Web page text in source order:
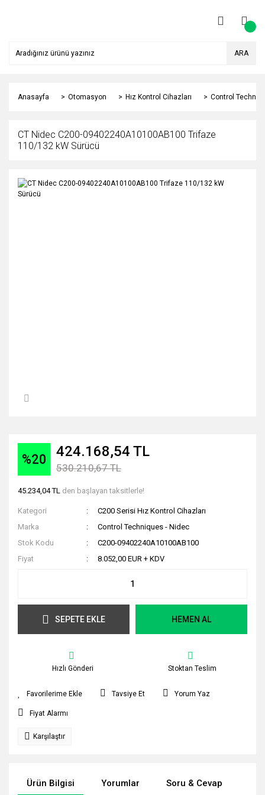
ARA
Anasayfa Otomasyon Hız Kontrol Cihazları Control
CT Nidec C200-09402240A10100AB100 Trifaze
110/132 kW Sürücü
%20 424.168,54 TL
530.210,67 TL
45.234,04 TL den başlayan taksitlerle!
Kategori
C200 Serisi Hız Kontrol Cihazları
Marka
Control Techniques - Nidec
Stok Kodu
C200-09402240A10100AB100
Fiyat
8.052,00 EUR + KDV
SEPETE EKLE HEMEN AL
Hızlı Gönderi Stoktan Teslim
Tavsiye Et Yorum Yaz
Fiyat Alarmı
Karşılaştır
Ürün Bilgisi Yorumlar Soru & Cevap